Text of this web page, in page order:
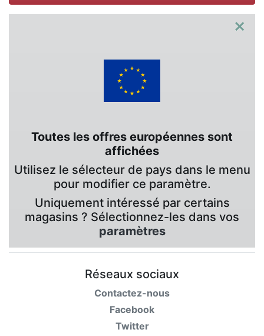
×
Toutes les offres européennes sont
affichées
Utilisez le sélecteur de pays dans le menu
pour modifier ce paramètre.
Uniquement intéressé par certains
magasins ? Sélectionnez-les dans vos
paramètres
Réseaux sociaux
Contactez-nous
Facebook
Twitter